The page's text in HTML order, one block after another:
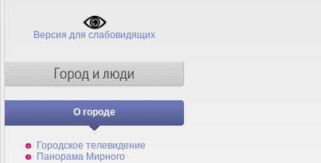
Версия для слабовидящих
О городе
Городское телевидение
Панорама Мирного